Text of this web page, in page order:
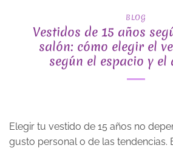
BLOG
Vestidos de 15 años
salón: cómo elegir el
según el espacio y el
Elegir tu vestido de 15 años no
gusto personal o de las tendencias.